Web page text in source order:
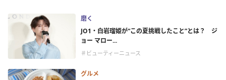
磨く
JO1・白岩瑠姫が“この夏挑戦したこと”とは？ ジ
ョー マロー...
＃ビューティーニュース
グルメ